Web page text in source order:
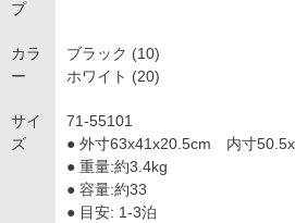
プ
カラ
ー
ブラック (10)
ホワイト (20)
サイ
ズ
71-55101
● 外寸63x41x20.5cm 内寸
● 重量:約3.4kg
● 容量:約33
● 目安: 1-3泊